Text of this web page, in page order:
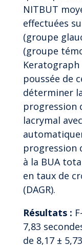
NITBUT
effectuées
(groupe
(groupe
Keratograph
poussée de
déterminer
progression
lacrymal
progression
à la BUA
en taux de
(DAGR).
Résultats :
7,83
de 8,17 ±